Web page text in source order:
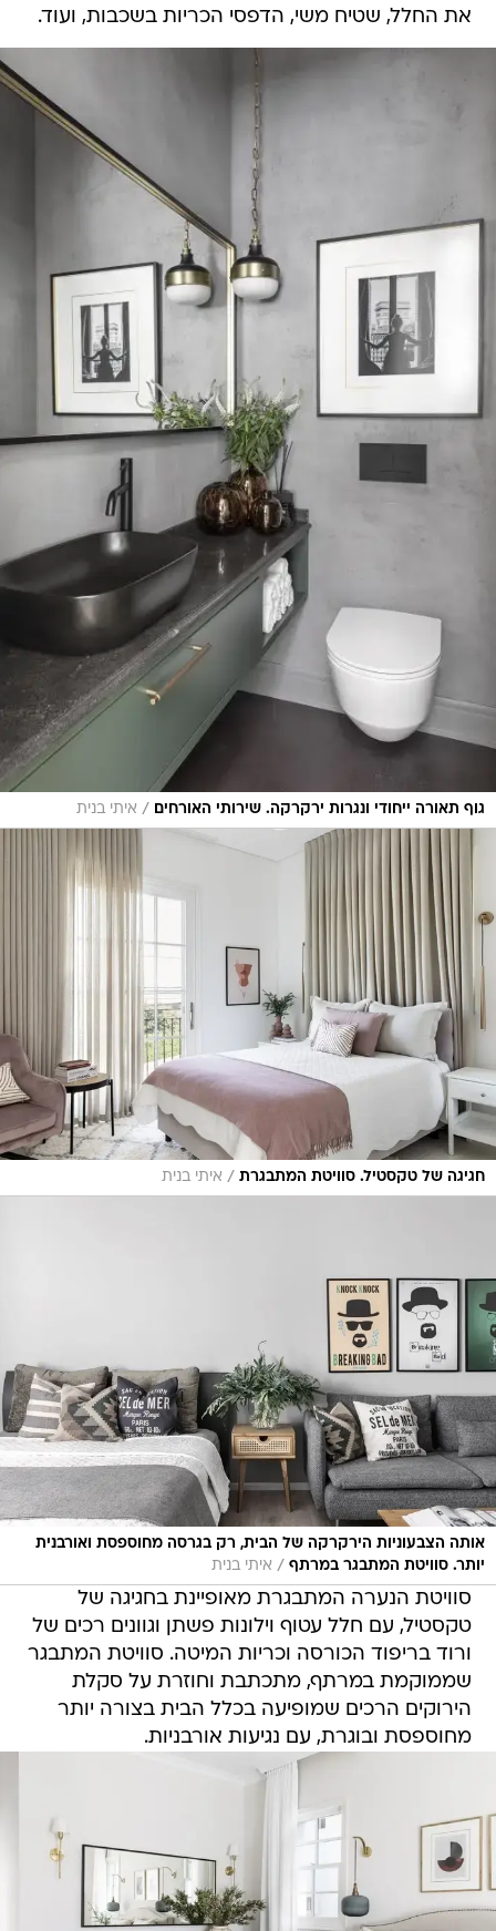
את החלל, שטיח משי, הדפסי הכריות בשכבות, ועוד.
גוף תאורה ייחודי ונגרות ירקרקה. שירותי האורחים / איתי בנית
חגיגה של טקסטיל. סוויטת המתבגרת / איתי בנית
אותה הצבעוניות הירקרקה של הבית, רק בגרסה מחוספסת ואורבנית
יותר. סוויטת המתבגר במרתף / איתי בנית
סוויטת הנערה המתבגרת מאופיינת בחגיגה של
טקסטיל, עם חלל עטוף וילונות פשתן וגוונים רכים של
ורוד בריפוד הכורסה וכריות המיטה. סוויטת המתבגר
שממוקמת במרתף, מתכתבת וחוזרת על סקלת
הירוקים הרכים שמופיעה בכלל הבית בצורה יותר
מחוספסת ובוגרת, עם נגיעות אורבניות.